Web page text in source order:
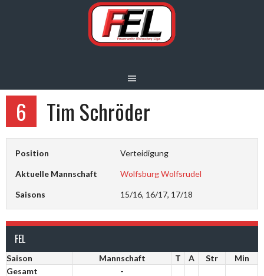
6 Tim Schröder
Position Verteidigung
Aktuelle Mannschaft Wolfsburg Wolfsrudel
Saisons 15/16, 16/17, 17/18
FEL
Saison Mannschaft T A Str
Min
Gesamt
-